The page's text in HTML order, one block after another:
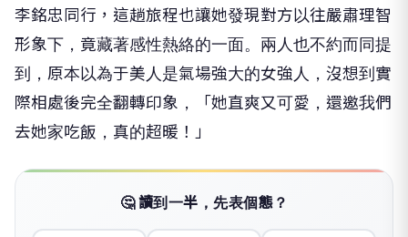
李銘忠同行， 這趟旅程也讓她發現對方以往嚴肅理智
形象下， 竟藏著感性熱絡的一面。兩人也不約而同提
到， 原本以為于美人是氣場強大的女強人， 沒想到實
際相處後完全翻轉印象，「她直爽又可愛， 還邀我們
去她家吃飯，真的超暖！」
🤔 讀到一半，先表個態？